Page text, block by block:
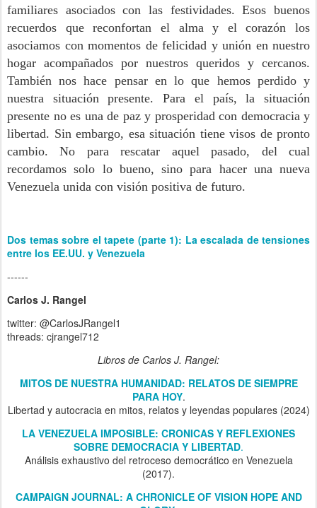
familiares asociados con las festividades. Esos buenos
recuerdos que reconfortan el alma y el corazón los
asociamos con momentos de felicidad y unión en nuestro
hogar acompañados por nuestros queridos y cercanos.
También nos hace pensar en lo que hemos perdido y
nuestra situación presente. Para el país, la situación
presente no es una de paz y prosperidad con democracia y
libertad. Sin embargo, esa situación tiene visos de pronto
cambio. No para rescatar aquel pasado, del cual
recordamos solo lo bueno, sino para hacer una nueva
Venezuela unida con visión positiva de futuro.
Dos temas sobre el tapete (parte 1): La escalada de tensiones
entre los EE.UU. y Venezuela
------
Carlos J. Rangel
twitter: @CarlosJRangel1
threads: cjrangel712
Libros de Carlos J. Rangel:
MITOS DE NUESTRA HUMANIDAD: RELATOS DE SIEMPRE
PARA HOY.
Libertad y autocracia en mitos, relatos y leyendas populares (2024)
LA VENEZUELA IMPOSIBLE: CRONICAS Y REFLEXIONES
SOBRE DEMOCRACIA Y LIBERTAD.
Análisis exhaustivo del retroceso democrático en Venezuela
(2017).
CAMPAIGN JOURNAL: A CHRONICLE OF VISION HOPE AND